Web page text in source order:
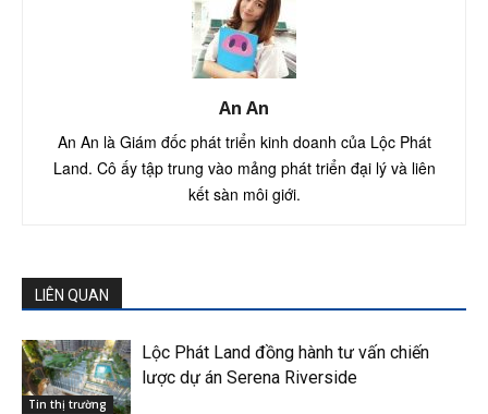
An An
An An là Giám đốc phát triển kinh doanh của Lộc Phát
Land. Cô ấy tập trung vào mảng phát triển đại lý và liên
kết sàn môi giới.
LIÊN QUAN
Tin thị trường
Lộc Phát Land đồng hành tư vấn chiến
lược dự án Serena Riverside